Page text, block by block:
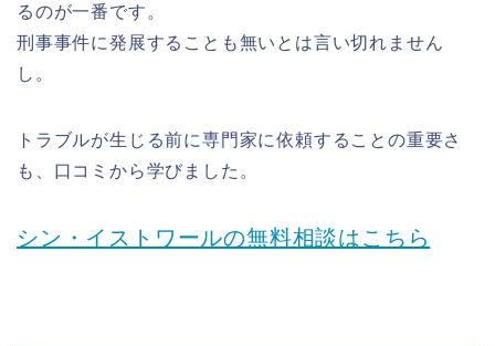
るのが一番です。
刑事事件に発展することも無いとは言い切れません
し。
トラブルが生じる前に専門家に依頼することの重要さ
も、口コミから学びました。
シン・イストワールの無料相談はこちら